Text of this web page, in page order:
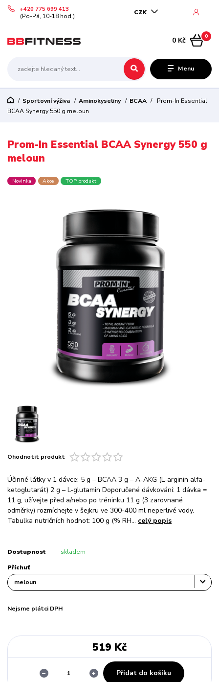
Menu
CZK
+420 775 699 413
(Po-Pá, 10-18 hod.)
0
0 Kč
Sportovní výživa Aminokyseliny BCAA
Prom-In Essential
BCAA Synergy 550 g meloun
Prom-In Essential BCAA Synergy 550 g
meloun
Novinka Akce TOP produkt
Ohodnotit produkt
Účinné látky v 1 dávce: 5 g – BCAA 3 g – A-AKG (L-arginin alfa-
ketoglutarát) 2 g – L-glutamin Doporučené dávkování: 1 dávka =
11 g, užívejte před a/nebo po tréninku 11 g (3 zarovnané
odměrky) rozmíchejte v šejkru ve 300-400 ml neperlivé vody.
Tabulka nutričních hodnot: 100 g (% RH... celý popis
Dostupnost skladem
Příchuť
Nejsme plátci DPH
519 Kč
Přidat do košíku